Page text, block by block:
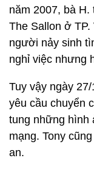
năm 2007, bà
The Sallon ở
người nảy sinh
nghỉ việc nhưng
Tuy vậy ngày
yêu cầu chuyển
tung những hình
mạng. Tony
an.